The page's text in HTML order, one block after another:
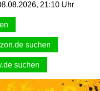
21:10 Uhr
suchen
suchen